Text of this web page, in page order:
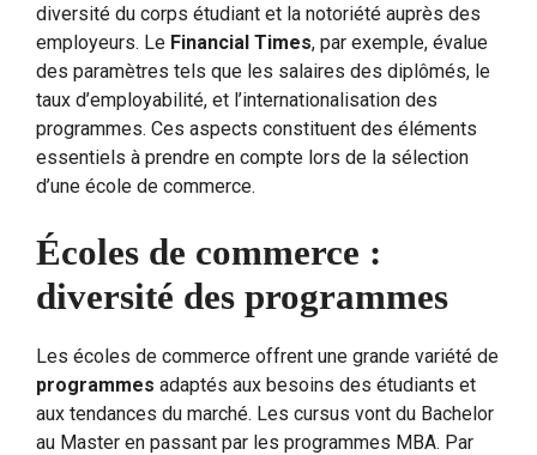
diversité du corps étudiant et la notoriété auprès des
employeurs. Le Financial Times, par exemple, évalue
des paramètres tels que les salaires des diplômés, le
taux d’employabilité, et l’internationalisation des
programmes. Ces aspects constituent des éléments
essentiels à prendre en compte lors de la sélection
d’une école de commerce.
Écoles de commerce :
diversité des programmes
Les écoles de commerce offrent une grande variété de
programmes adaptés aux besoins des étudiants et
aux tendances du marché. Les cursus vont du Bachelor
au Master en passant par les programmes MBA. Par